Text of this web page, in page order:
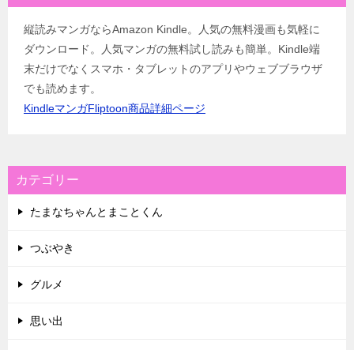
縦読みマンガならAmazon Kindle。人気の無料漫画も気軽に
ダウンロード。人気マンガの無料試し読みも簡単。Kindle端
末だけでなくスマホ・タブレットのアプリやウェブブラウザ
でも読めます。
KindleマンガFliptoon商品詳細ページ
カテゴリー
たまなちゃんとまことくん
つぶやき
グルメ
思い出